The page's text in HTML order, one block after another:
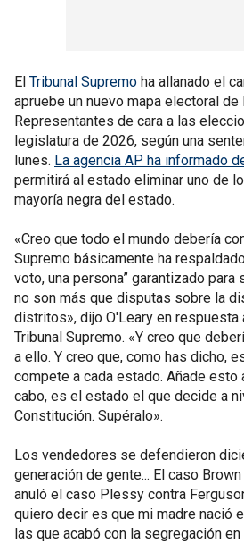
El Tribunal Supremo ha allanado el
apruebe un nuevo mapa electoral de
Representantes de cara a las
legislatura de 2026, según una
lunes. La agencia AP ha informado
permitirá al estado eliminar uno de
mayoría negra del estado.
«Creo que todo el mundo debería
Supremo básicamente ha
voto, una persona” garantizado
no son más que disputas sobre la
distritos», dijo O'Leary en respuesta
Tribunal Supremo. «Y creo que
a ello. Y creo que, como has dicho,
compete a cada estado. Añade esto
cabo, es el estado el que decide a
Constitución. Supéralo».
Los vendedores se defendieron
generación de gente... El caso
anuló el caso Plessy contra
quiero decir es que mi madre nació
las que acabó con la segregación